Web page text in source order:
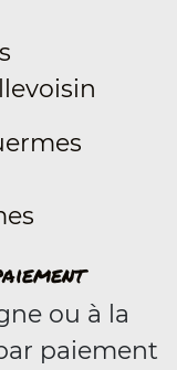
ou à la
paiement